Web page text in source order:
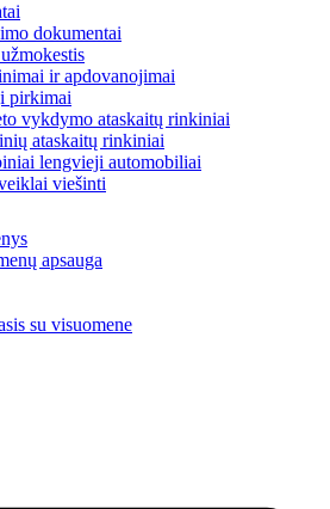
dokumentai
ir apdovanojimai
pirkimai
vykdymo ataskaitų rinkiniai
ataskaitų rinkiniai
lengvieji automobiliai
viešinti
apsauga
su visuomene